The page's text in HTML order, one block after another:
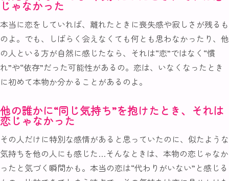
じゃなかった
本当に恋をしていれば、離れたときに喪失感や寂しさが残るも
のよ。でも、しばらく会えなくても何とも思わなかったり、他
の人といる方が自然に感じたなら、それは“恋”ではなく“慣
れ”や“依存”だった可能性があるの。恋は、いなくなったとき
に初めて本物か分かることがあるのよ。
他の誰かに“同じ気持ち”を抱けたとき、それは
恋じゃなかった
その人だけに特別な感情があると思っていたのに、似たような
気持ちを他の人にも感じた…そんなときは、本物の恋じゃなか
ったと気づく瞬間かも。本当の恋は“代わりがいない”と感じる